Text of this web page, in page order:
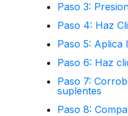
Paso 3:
Paso 4: Haz
Paso 5: Aplica
Paso 6: Haz
Paso 7:
suplentes
Paso 8: